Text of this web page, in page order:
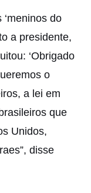
do
a presidente,
‘Obrigado
o
a lei em
que
Unidos,
disse